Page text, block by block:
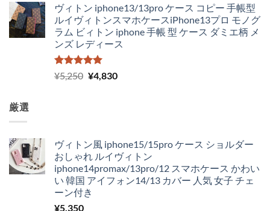
ヴィトン iphone13/13pro ケース コピー 手帳型
ルイヴィトンスマホケースiPhone13プロ モノグ
ラム ビィトン iphone 手帳 型 ケース ダミエ柄 メ
ンズ レディース
5段階中
5.00
の評価
¥5,250 元
¥5,250
で
し
た。
¥4,830現
¥4,830
で
す。
厳選
ヴィトン風 iphone15/15pro ケース ショルダー
おしゃれ ルイヴィトン
iphone14promax/13pro/12 スマホケース かわい
い 韓国 アイフォン14/13 カバー 人気 女子 チェ
ーン付き
¥5,350